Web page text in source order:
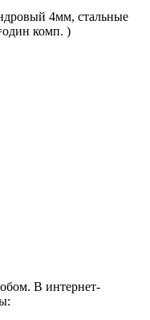
4мм, стальные
комп. )
В интернет-